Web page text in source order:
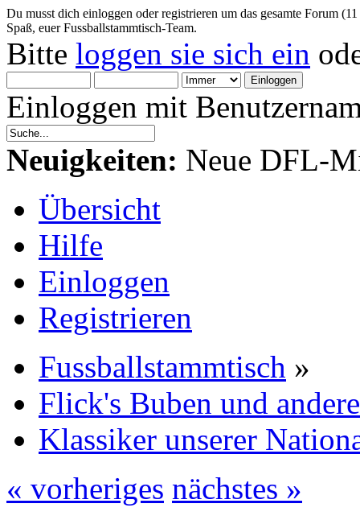
Du musst dich einloggen oder registrieren um das gesamte Forum
Spaß, euer Fussballstammtisch-Team.
Bitte loggen sie sich ein
Einloggen mit
Neuigkeiten: Neue DFL-
Übersicht
Hilfe
Einloggen
Registrieren
Fussballstammtisch »
Flick's Buben und
Klassiker unserer
« vorheriges nächstes »